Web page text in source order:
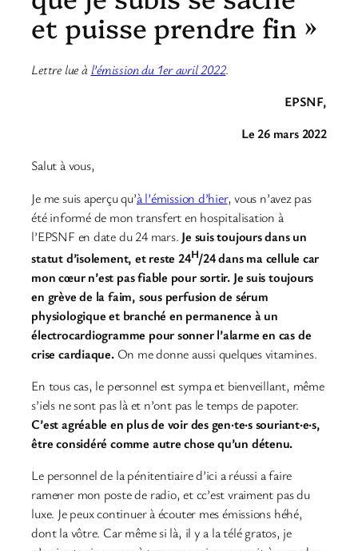
et puisse prendre fin »
Lettre lueà l’émissiondu 1er avril 2022.
EPSNF,
Le 26 mars 2022
Salut à vous,
Je me suis aperçu qu’à l’émission d’hier, vous n’avez pas
été informé de mon transfert en hospitalisation à
l’EPSNF en date du 24 mars. Je suis toujours dans un
statut d’isolement, et reste 24H/24 dans ma cellule car
mon cœur n’est pas fiable pour sortir. Je suis toujours
en grève de la faim, sous perfusion de sérum
physiologique et branché en permanence à un
électrocardiogramme pour sonner l’alarme en cas de
crise cardiaque.On me donne aussi quelques vitamines.
En tous cas, le personnel est sympa et bienveillant, même
s’iels ne sont pas là et n’ont pas le temps de papoter.
C’est agréable en plus de voir des gen·te·s souriant·e·s,
être considéré comme autre chose qu’un détenu.
Le personnel de la pénitentiaire d’ici a réussi a faire
ramener mon poste de radio, et cc’est vraiment pas du
luxe. Je peux continuer à écouter mes émissions héhé,
dont la vôtre. Car même si là, il y a la télé gratos, je